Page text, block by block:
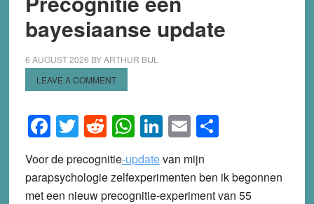
bayesiaanse update
6 AUGUST 2026 BYARTHUR BIJL
LEAVE A COMMENT
Facebook
Twitter
Reddit
WhatsApp
LinkedIn
EmailShare
Voor deprecognitie-updatevan mijn
parapsychologie zelfexperimenten ben ik begonnen
met een nieuw precognitie-experiment van 55